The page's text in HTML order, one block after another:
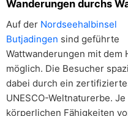
Wanderungen durchs
Auf der Nordseehalbinsel
Butjadingen sind geführte
Wattwanderungen mit dem
möglich. Die Besucher
dabei durch ein
UNESCO-Weltnaturerbe. Je
körperlichen Fähigkeiten